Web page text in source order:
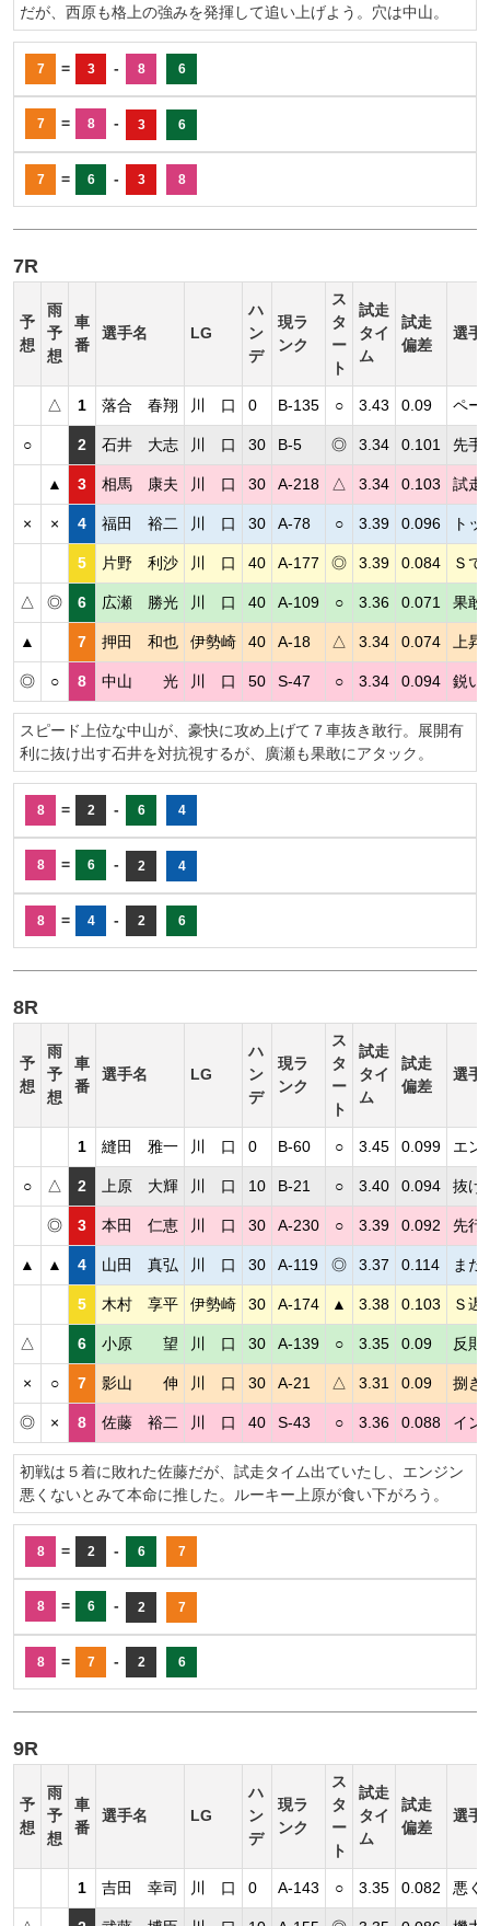
だが、西原も格上の強みを発揮して追い上げよう。穴は中山。
7 = 3 - 8 6
7 = 8 - 3 6
7 = 6 - 3 8
7R
予
想
雨
予
想
車
番
選手名 LG
ハ
ン
デ
現ラ
ンク
ス
タ
ー
ト
試走
タイ
ム
試走
偏差
選手
△ 1 落合 春翔 川 口 0 B-135 ○ 3.43 0.09 ペー
○ 2 石井 大志 川 口 30 B-5 ◎ 3.34 0.101 先手
▲ 3 相馬 康夫 川 口 30 A-218 △ 3.34 0.103 試走
× × 4 福田 裕二 川 口 30 A-78 ○ 3.39 0.096 ト
5 片野 利沙 川 口 40 A-177 ◎ 3.39 0.084 Ｓで
△ ◎ 6 広瀬 勝光 川 口 40 A-109 ○ 3.36 0.071 果敢
▲ 7 押田 和也 伊勢崎 40 A-18 △ 3.34 0.074 上
◎ ○ 8 中山 光 川 口 50 S-47 ○ 3.34 0.094 鋭い
スピード上位な中山が、豪快に攻め上げて７車抜き敢行。展開有
利に抜け出す石井を対抗視するが、廣瀬も果敢にアタック。
8 = 2 - 6 4
8 = 6 - 2 4
8 = 4 - 2 6
8R
予
想
雨
予
想
車
番
選手名 LG
ハ
ン
デ
現ラ
ンク
ス
タ
ー
ト
試走
タイ
ム
試走
偏差
選手
1 縫田 雅一 川 口 0 B-60 ○ 3.45 0.099 エン
○ △ 2 上原 大輝 川 口 10 B-21 ○ 3.40 0.094 抜け
◎ 3 本田 仁恵 川 口 30 A-230 ○ 3.39 0.092 先行
▲ ▲ 4 山田 真弘 川 口 30 A-119 ◎ 3.37 0.114 まだ
5 木村 享平 伊勢崎 30 A-174 ▲ 3.38 0.103 Ｓ遅
△ 6 小原 望 川 口 30 A-139 ○ 3.35 0.09 反則
× ○ 7 影山 伸 川 口 30 A-21 △ 3.31 0.09 捌き
◎ × 8 佐藤 裕二 川 口 40 S-43 ○ 3.36 0.088 イン
初戦は５着に敗れた佐藤だが、試走タイム出ていたし、エンジン
悪くないとみて本命に推した。ルーキー上原が食い下がろう。
8 = 2 - 6 7
8 = 6 - 2 7
8 = 7 - 2 6
9R
予
想
雨
予
想
車
番
選手名 LG
ハ
ン
デ
現ラ
ンク
ス
タ
ー
ト
試走
タイ
ム
試走
偏差
選手
1 吉田 幸司 川 口 0 A-143 ○ 3.35 0.082 悪く